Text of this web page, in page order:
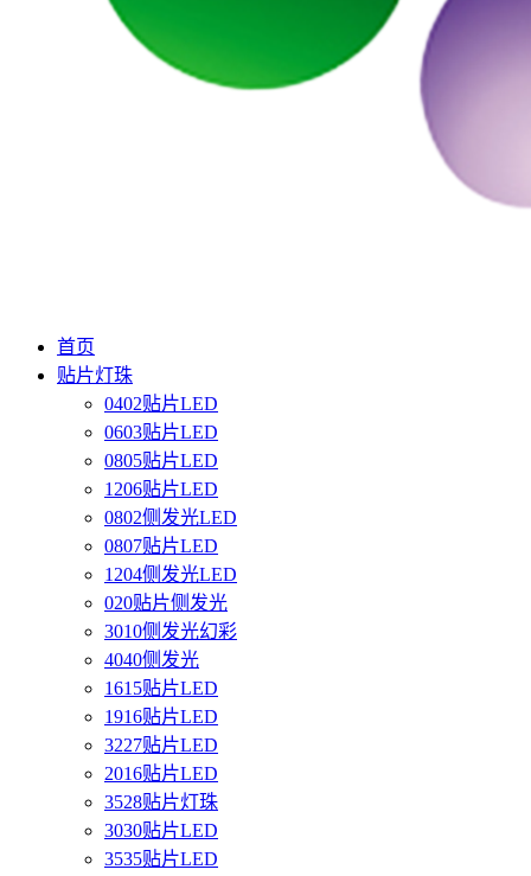
首页
贴片灯珠
0402贴片LED
0603贴片LED
0805贴片LED
1206贴片LED
0802侧发光LED
0807贴片LED
1204侧发光LED
020贴片侧发光
3010侧发光幻彩
4040侧发光
1615贴片LED
1916贴片LED
3227贴片LED
2016贴片LED
3528贴片灯珠
3030贴片LED
3535贴片LED